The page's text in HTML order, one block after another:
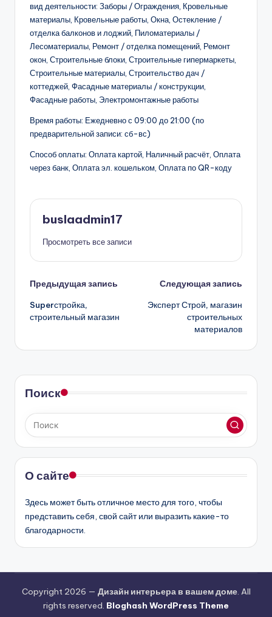
вид деятельности: Заборы / Ограждения, Кровельные
материалы, Кровельные работы, Окна, Остекление /
отделка балконов и лоджий, Пиломатериалы /
Лесоматериалы, Ремонт / отделка помещений, Ремонт
окон, Строительные блоки, Строительные гипермаркеты,
Строительные материалы, Строительство дач /
коттеджей, Фасадные материалы / конструкции,
Фасадные работы, Электромонтажные работы
Время работы: Ежедневно с 09:00 до 21:00 (по
предварительной записи: сб-вс)
Способ оплаты: Оплата картой, Наличный расчёт, Оплата
через банк, Оплата эл. кошельком, Оплата по QR-коду
buslaadmin17
Просмотреть все записи
Навигация
записи
Предыдущая запись
Superстройка,
строительный магазин
Следующая запись
Эксперт Строй, магазин
строительных
материалов
Поиск
О сайте
Здесь может быть отличное место для того, чтобы
представить себя, свой сайт или выразить какие-то
благодарности.
Copyright 2026 — Дизайн интерьера в вашем доме. All
rights reserved. Bloghash WordPress Theme